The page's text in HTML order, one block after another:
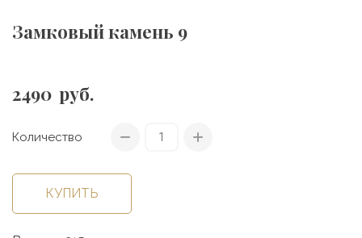
Замковый камень 9
2490 руб.
Количество
КУПИТЬ